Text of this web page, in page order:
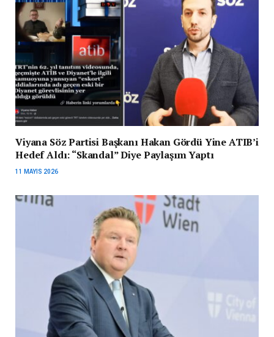
Viyana Söz Partisi Başkanı Hakan Gördü Yine ATIB’i
Hedef Aldı: “Skandal” Diye Paylaşım Yaptı
11 MAYIS 2026